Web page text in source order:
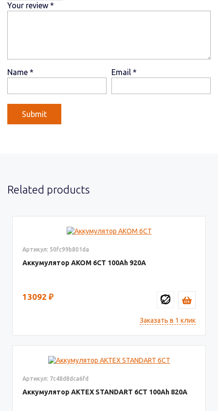
Your review *
Name * Email *
Related products
Артикул: 50fc99b801da
Аккумулятор AKOM 6СТ 100 920
13092 ₽
Заказать в 1 клик
Артикул: 7c48d8dca6fd
Аккумулятор AКТЕХ STANDART 6СТ 100 820